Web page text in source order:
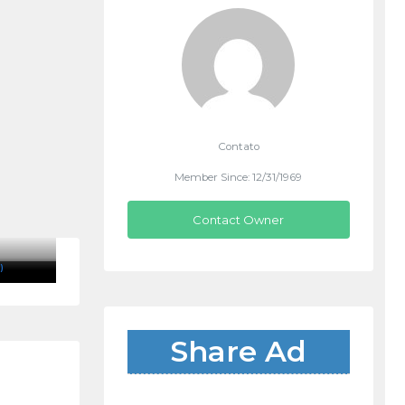
Contato
Member Since: 12/31/1969
Contact Owner
Share Ad